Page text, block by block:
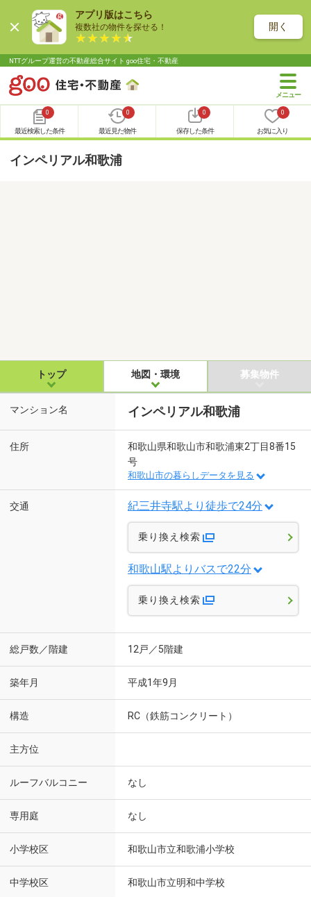
アプリ版はこちら
複数社の物件を探せる！ 開く
NTTグループ運営の不動産総合サイト goo住宅・不動産
0
最近検索した条件
0
最近見た物件
0
保存した条件
0
お気に入り
インペリアル和歌浦
トップ 地図・環境 募集物件
マンション名 インペリアル和歌浦
住所
和歌山県和歌山市和歌浦東2丁目8番15
号
和歌山市の暮らしデータを見る
交通 紀三井寺駅より徒歩で24分
乗り換え検索
和歌山駅よりバスで22分
乗り換え検索
総戸数／階建 12戸／5階建
築年月 平成1年9月
構造 RC（鉄筋コンクリート）
主方位
ルーフバルコニー なし
専用庭 なし
小学校区 和歌山市立和歌浦小学校
中学校区 和歌山市立明和中学校